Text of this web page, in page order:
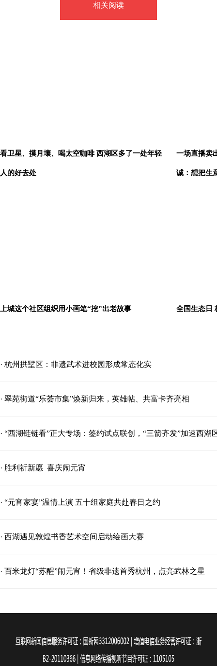
相关阅读
看卫星、摸月壤、喝太空咖啡 西湖区多了一处年轻
人的好去处
一场直播卖
诚：想把生
上城这个社区组织用小画笔“挖”出老故事 全国生态日
· 杭州拱墅区：非遗武术进校园形成常态化实
· 翠苑街道“乐荟市集”焕新归来，英雄帖、共富卡齐亮相
· “西湖链链看”正大专场：签约试点联创，“三箭齐发”加速西湖
· 胜利祈新愿 喜庆闹元宵
· “元宵家宴”温情上演 五十组家庭共赴春日之约
· 西湖遇见敦煌书香艺术空间启动绘画大赛
· 百米龙灯“苏醒”闹元宵！省级非遗首秀杭州，点亮武林之星